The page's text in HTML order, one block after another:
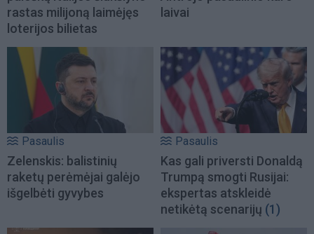
rastas milijoną laimėjęs
loterijos bilietas
laivai
Pasaulis
Zelenskis: balistinių
raketų perėmėjai galėjo
išgelbėti gyvybes
Pasaulis
Kas gali priversti Donaldą
Trumpą smogti Rusijai:
ekspertas atskleidė
netikėtą scenarijų (1)